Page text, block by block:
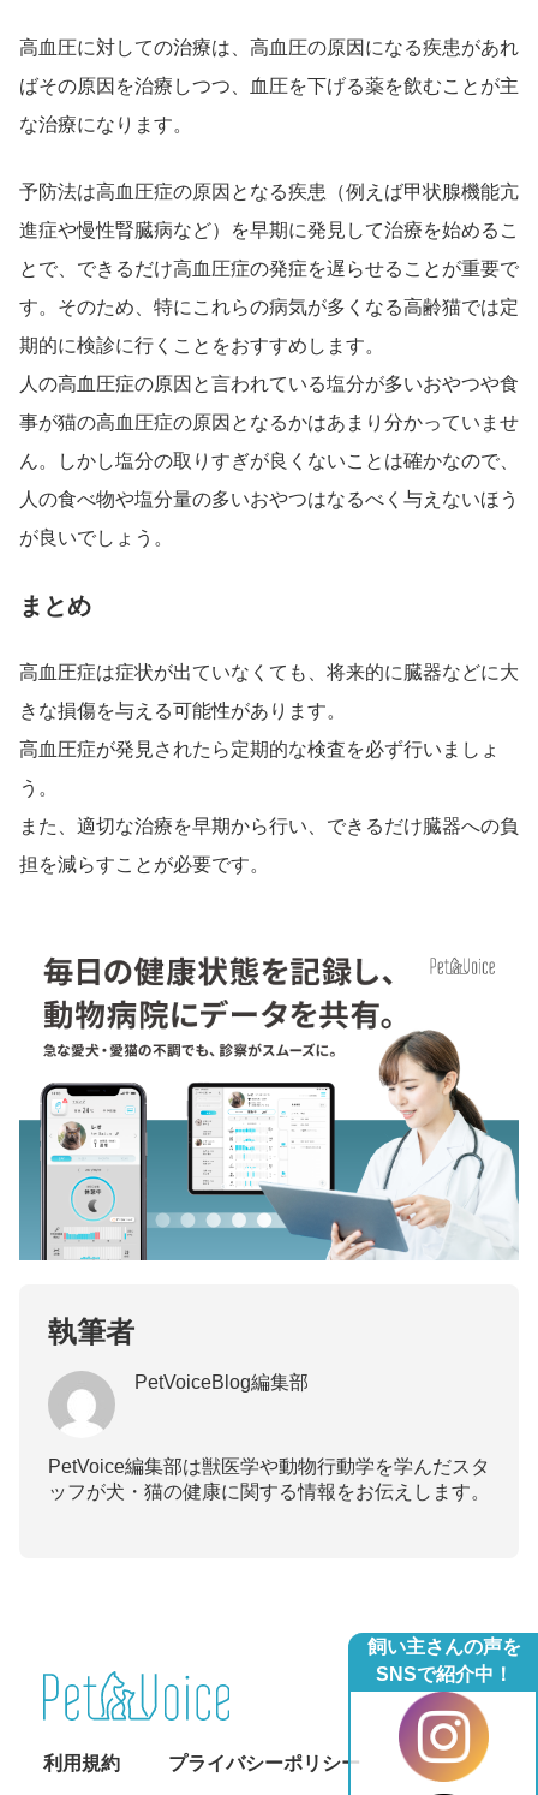
飼い主さんの声を
SNSで紹介中！
高血圧に対しての治療は、高血圧の原因になる疾患があれ
ばその原因を治療しつつ、血圧を下げる薬を飲むことが主
な治療になります。
予防法は高血圧症の原因となる疾患（例えば甲状腺機能亢
進症や慢性腎臓病など）を早期に発見して治療を始めるこ
とで、できるだけ高血圧症の発症を遅らせることが重要で
す。そのため、特にこれらの病気が多くなる高齢猫では定
期的に検診に行くことをおすすめします。
人の高血圧症の原因と言われている塩分が多いおやつや食
事が猫の高血圧症の原因となるかはあまり分かっていませ
ん。しかし塩分の取りすぎが良くないことは確かなので、
人の食べ物や塩分量の多いおやつはなるべく与えないほう
が良いでしょう。
まとめ
高血圧症は症状が出ていなくても、将来的に臓器などに大
きな損傷を与える可能性があります。
高血圧症が発見されたら定期的な検査を必ず行いましょ
う。
また、適切な治療を早期から行い、できるだけ臓器への負
担を減らすことが必要です。
執筆者
PetVoiceBlog編集部
PetVoice編集部は獣医学や動物行動学を学んだスタ
ッフが犬・猫の健康に関する情報をお伝えします。
利用規約 プライバシーポリシー